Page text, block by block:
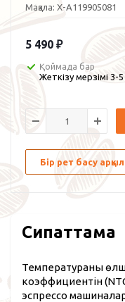
Мақала: X-A119905081
5 490 ₽
Қоймада бар
Жеткізу мерзімі 3-5
Бір рет басу
Сипаттама
Температураны
коэффициентін
эспрессо